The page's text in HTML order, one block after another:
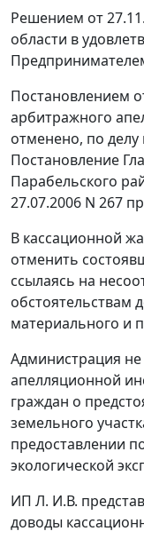
Решением от
области в
Постановлением
арбитражного
отменено, по
Постановление
Парабельского
27.07.2006 N 267
В кассационной
отменить
ссылаясь на
обстоятельствам
материального и
Администрация не
апелляционной
граждан о
земельного
предоставлении
экологической
ИП Л. И.В.
доводы